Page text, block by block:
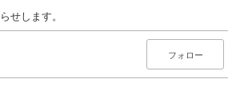
を表示する
カート
せします。
フォロー